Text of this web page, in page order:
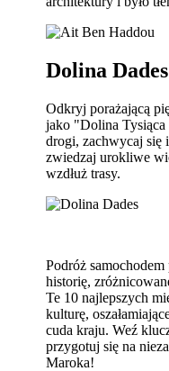
Dolina Dades
Odkryj porażającą
jako "Dolina Tysiąca
drogi, zachwycaj się
zwiedzaj urokliwe
wzdłuż trasy.
Podróż
historię,
Te 10 najlepszych
kulturę,
cuda kraju. Weź
przygotuj się na
Maroka!